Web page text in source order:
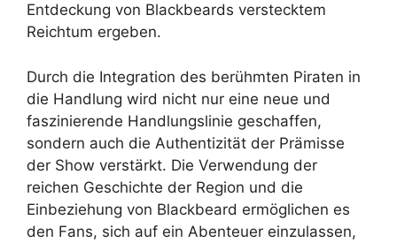
Entdeckung von Blackbeards verstecktem
Reichtum ergeben.
Durch die Integration des berühmten Piraten in
die Handlung wird nicht nur eine neue und
faszinierende Handlungslinie geschaffen,
sondern auch die Authentizität der Prämisse
der Show verstärkt. Die Verwendung der
reichen Geschichte der Region und die
Einbeziehung von Blackbeard ermöglichen es
den Fans, sich auf ein Abenteuer einzulassen,